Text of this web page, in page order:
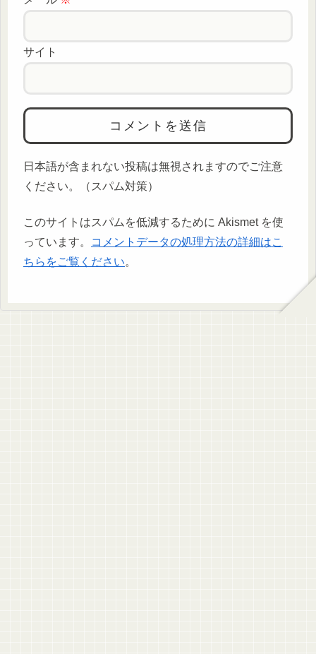
サイト
日本語が含まれない投稿は無視されますのでご注意
ください。（スパム対策）
このサイトはスパムを低減するために Akismet を使
っています。
コメントデータの処理方法の詳細はこ
ちらをご覧ください。